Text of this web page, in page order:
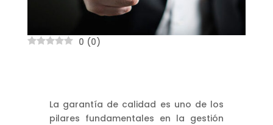
0 (0)
La garantía de calidad es uno de los
pilares fundamentales en la gestión